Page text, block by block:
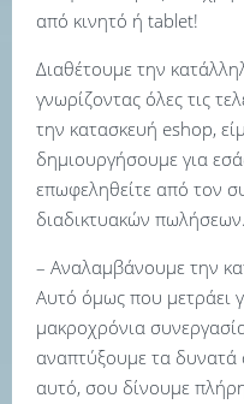
από κινητό ή tablet!
Διαθέτουμε την
γνωρίζοντας όλες τις
την κατασκευή eshop,
δημιουργήσουμε για
επωφεληθείτε από τον
διαδικτυακών πωλήσεων.
– Αναλαμβάνουμε την
Αυτό όμως που μετράει
μακροχρόνια
αναπτύξουμε τα δυνατά
αυτό, σου δίνουμε